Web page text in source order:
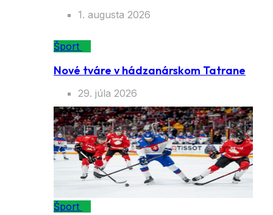
1. augusta 2026
Šport
Nové tváre v hádzanárskom Tatrane
29. júla 2026
Šport